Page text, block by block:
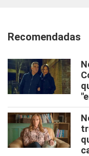
Recomendadas